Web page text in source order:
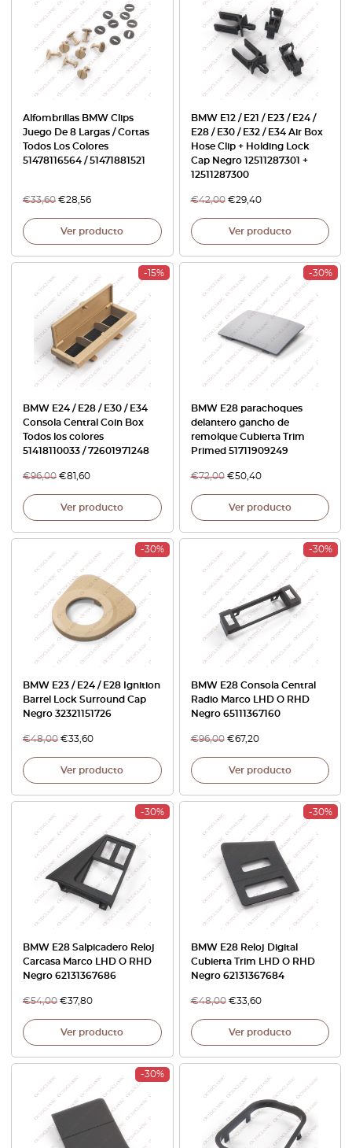
Alfombrillas BMW Clips
Juego De 8 Largas / Cortas
Todos Los Colores
51478116564 / 51471881521
€33,60 €28,56
Ver producto
BMW E12 / E21 / E23 / E24 /
E28 / E30 / E32 / E34 Air Box
Hose Clip + Holding Lock
Cap Negro 12511287301 +
12511287300
€42,00 €29,40
Ver producto
-15%
BMW E24 / E28 / E30 / E34
Consola Central Coin Box
Todos los colores
51418110033 / 72601971248
€96,00 €81,60
Ver producto
-30%
BMW E28 parachoques
delantero gancho de
remolque Cubierta Trim
Primed 51711909249
€72,00 €50,40
Ver producto
-30%
BMW E23 / E24 / E28 Ignition
Barrel Lock Surround Cap
Negro 32321151726
€48,00 €33,60
Ver producto
-30%
BMW E28 Consola Central
Radio Marco LHD O RHD
Negro 65111367160
€96,00 €67,20
Ver producto
-30%
BMW E28 Salpicadero Reloj
Carcasa Marco LHD O RHD
Negro 62131367686
€54,00 €37,80
Ver producto
-30%
BMW E28 Reloj Digital
Cubierta Trim LHD O RHD
Negro 62131367684
€48,00 €33,60
Ver producto
-30%